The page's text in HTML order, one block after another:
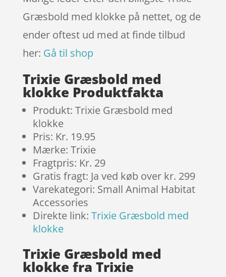
Græsbold med klokke på nettet, og de
ender oftest ud med at finde tilbud
her: Gå til shop
Trixie Græsbold med
klokke Produktfakta
Produkt: Trixie Græsbold med
klokke
Pris: Kr. 19.95
Mærke: Trixie
Fragtpris: Kr. 29
Gratis fragt: Ja ved køb over kr. 299
Varekategori: Small Animal Habitat
Accessories
Direkte link: Trixie Græsbold med
klokke
Trixie Græsbold med
klokke fra Trixie